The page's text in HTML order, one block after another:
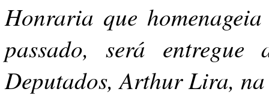
Honraria que
passado, será
Deputados, Arthur Lira,